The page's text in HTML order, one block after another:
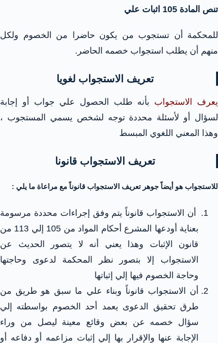
تنص المادة 105 اثبات علي
للمحكمة أن تستجوب من يكون حاضرا من الخصوم ولكل
منهم أن يطلب استجواب خصمه الحاضر.
تعريف الاستجواب لغويا
يعرف الاستجواب بأنه طلب الحصول علي جواب أو إجابة
لسؤال أو لأسئلة محددة توجه لشخص يسمي المستجوب ،
وهذا المعني اللغوي المبسط
تعريف الاستجواب قانونا
للاستجواب هو أيضاً جوهر تعريف الاستجواب قانوناً مع مراعاة ما يلي :
أن الاستجواب قانوناً يتم وفق إجراءات محددة مرسومة
بعناية أودعها المشرع أحكام المواد من 105 إلي 113 من
قانون الإثبات وهذا يعني أنه لا يتصور الحديث عن
الاستجواب إلا بتصور نظر المحكمة لدعوى وحاجتها
وحاجة الخصوم فيها إلي إثباتها
أن الاستجواب قانوناً وبناء علي ما سبق هو طريق من
طرق تحقيق الدعوى يعمد أحد الخصوم بواسطته إلي
سؤال خصمه عن بعض وقائع معينة ليصل من وراء
الإجابة عنها والإقرار بها إلي إثبات مزاعمه أو دفاعه أو